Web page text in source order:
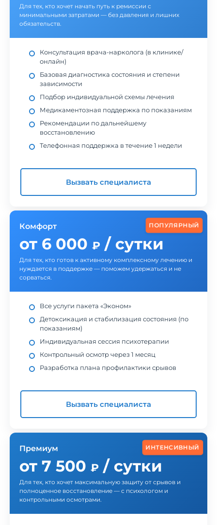
Для тех, кто хочет начать путь к ремиссии с
минимальными затратами — без давления и лишних
обязательств.
Консультация врача-нарколога (в клинике/
онлайн)
Базовая диагностика состояния и степени
зависимости
Подбор индивидуальной схемы лечения
Медикаментозная поддержка по показаниям
Рекомендации по дальнейшему
восстановлению
Телефонная поддержка в течение 1 недели
Вызвать специалиста
ПОПУЛЯРНЫЙ
Комфорт
от 6 000 ₽ / сутки
Для тех, кто готов к активному комплексному лечению и
нуждается в поддержке — поможем удержаться и не
сорваться.
Все услуги пакета «Эконом»
Детоксикация и стабилизация состояния (по
показаниям)
Индивидуальная сессия психотерапии
Контрольный осмотр через 1 месяц
Разработка плана профилактики срывов
Вызвать специалиста
ИНТЕНСИВНЫЙ
Премиум
от 7 500 ₽ / сутки
Для тех, кто хочет максимальную защиту от срывов и
полноценное восстановление — с психологом и
контрольными осмотрами.